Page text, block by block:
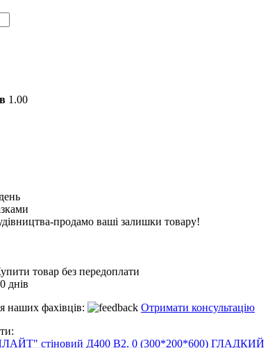
1.00
продамо ваші залишки товару!
товар без передоплати
днів
наших фахівців:
Отримати консультацію